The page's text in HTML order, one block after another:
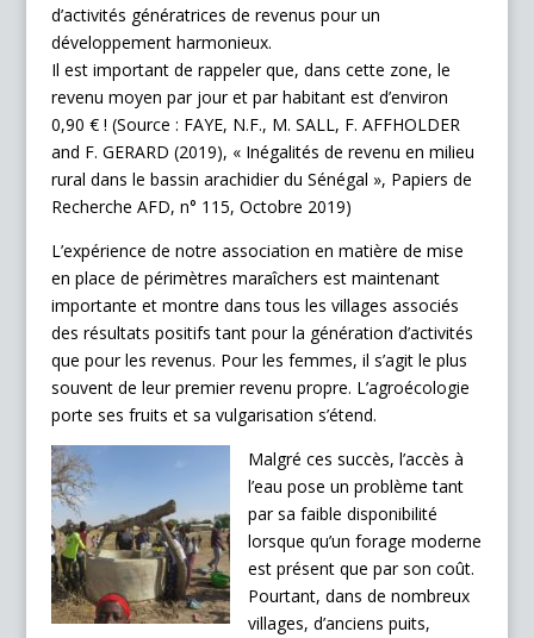
d’activités génératrices de revenus pour un
développement harmonieux.
Il est important de rappeler que, dans cette zone, le
revenu moyen par jour et par habitant est d’environ
0,90 € ! (Source : FAYE, N.F., M. SALL, F. AFFHOLDER
and F. GERARD (2019), « Inégalités de revenu en milieu
rural dans le bassin arachidier du Sénégal », Papiers de
Recherche AFD, n° 115, Octobre 2019)
L’expérience de notre association en matière de mise
en place de périmètres maraîchers est maintenant
importante et montre dans tous les villages associés
des résultats positifs tant pour la génération d’activités
que pour les revenus. Pour les femmes, il s’agit le plus
souvent de leur premier revenu propre. L’agroécologie
porte ses fruits et sa vulgarisation s’étend.
Malgré ces succès, l’accès à
l’eau pose un problème tant
par sa faible disponibilité
lorsque qu’un forage moderne
est présent que par son coût.
Pourtant, dans de nombreux
villages, d’anciens puits,